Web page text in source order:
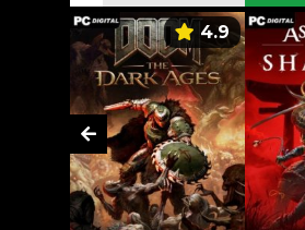
4.9